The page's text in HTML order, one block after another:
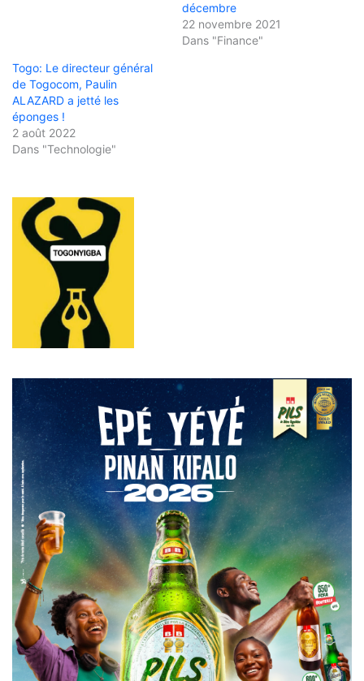
décembre
22 novembre 2021
Dans "Finance"
Togo: Le directeur général
de Togocom, Paulin
ALAZARD a jetté les
éponges !
2 août 2022
Dans "Technologie"